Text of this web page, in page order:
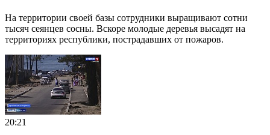
На территории своей базы сотрудники выращивают сотни
тысяч сеянцев сосны. Вскоре молодые деревья высадят на
территориях республики, пострадавших от пожаров.
20:21